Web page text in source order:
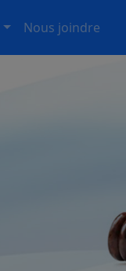
Nous joindre